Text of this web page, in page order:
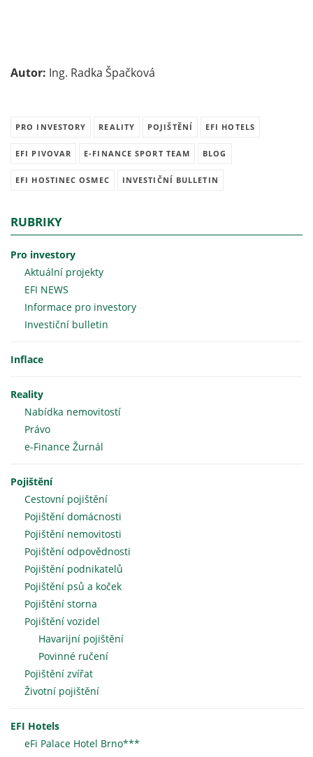
Autor: Ing. Radka Špačková
PRO INVESTORY REALITY POJIŠTĚNÍ EFI HOTELS
EFI PIVOVAR E-FINANCE SPORT TEAM BLOG
EFI HOSTINEC OSMEC INVESTIČNÍ BULLETIN
RUBRIKY
Pro investory
Aktuální projekty
EFI NEWS
Informace pro investory
Investiční bulletin
Inflace
Reality
Nabídka nemovitostí
Právo
e-Finance Žurnál
Pojištění
Cestovní pojištění
Pojištění domácnosti
Pojištění nemovitosti
Pojištění odpovědnosti
Pojištění podnikatelů
Pojištění psů a koček
Pojištění storna
Pojištění vozidel
Havarijní pojištění
Povinné ručení
Pojištění zvířat
Životní pojištění
EFI Hotels
eFi Palace Hotel Brno***